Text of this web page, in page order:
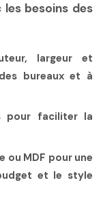
besoins des
largeur et
bureaux et à
pour faciliter la
ou MDF pour une
et le style